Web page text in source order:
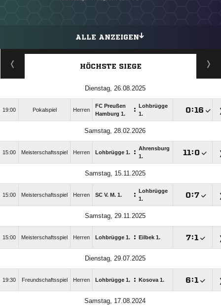
ALLE ANZEIGEN
HÖCHSTE SIEGE
Dienstag, 26.08.2025
19:00 Pokalspiel Herren
FC Preußen
Hamburg 1.
:
Lohbrügge
1.
:
Samstag, 28.02.2026
15:00 Meisterschaftsspiel Herren Lohbrügge 1. : Ahrensburg
1.
:
Samstag, 15.11.2025
15:00 Meisterschaftsspiel Herren SC V. M. 1. :
Lohbrügge
1.
:
Samstag, 29.11.2025
15:00 Meisterschaftsspiel Herren Lohbrügge 1. : Eilbek 1. :
Dienstag, 29.07.2025
19:30 Freundschaftsspiel Herren Lohbrügge 1. : Kosova 1. :
Samstag, 17.08.2024